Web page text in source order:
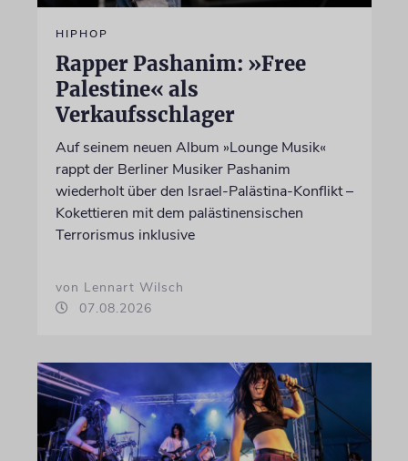
HIPHOP
Rapper Pashanim: »Free
Palestine« als
Verkaufsschlager
Auf seinem neuen Album »Lounge Musik«
rappt der Berliner Musiker Pashanim
wiederholt über den Israel-Palästina-Konflikt –
Kokettieren mit dem palästinensischen
Terrorismus inklusive
von Lennart Wilsch
07.08.2026